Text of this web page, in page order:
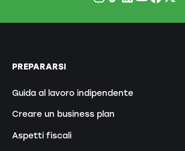
PREPARARSI
Guida al lavoro indipendente
Creare un business plan
Aspetti fiscali